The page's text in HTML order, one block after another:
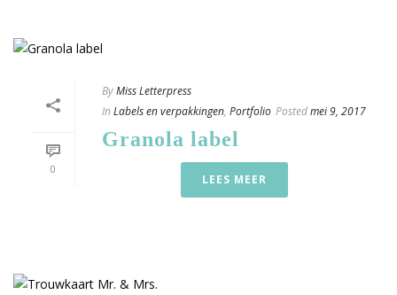
0
ByMiss Letterpress
In Labels en verpakkingen, Portfolio Postedmei 9, 2017
Granola label
LEES MEER